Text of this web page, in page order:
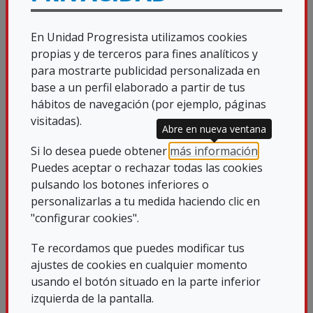
En Unidad Progresista utilizamos cookies
propias y de terceros para fines analíticos y
para mostrarte publicidad personalizada en
base a un perfil elaborado a partir de tus
hábitos de navegación (por ejemplo, páginas
visitadas).
Si lo desea puede obtener más información
Puedes aceptar o rechazar todas las cookies
pulsando los botones inferiores o
personalizarlas a tu medida haciendo clic en
"configurar cookies".
Te recordamos que puedes modificar tus
ajustes de cookies en cualquier momento
usando el botón situado en la parte inferior
izquierda de la pantalla.
Abre en nueva ventana
de un...
11/05/2026